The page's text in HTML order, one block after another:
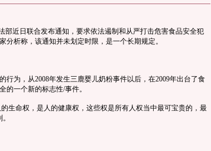
近日联合发布通知，要求依法遏制和从严打击危害食品安全犯
析称，该通知并未划定时限，是一个长期规定。
为，从2008年发生三鹿婴儿奶粉事件以后，在2009年出台了食
的一个新的标志性/事件。
命权，是人的健康权，这些权是所有人权当中最可宝贵的，最